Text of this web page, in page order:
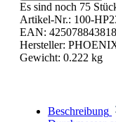
Es sind noch 75
Artikel-Nr.: 100-
EAN:
Hersteller:
Gewicht: 0.222 kg
Beschreibung